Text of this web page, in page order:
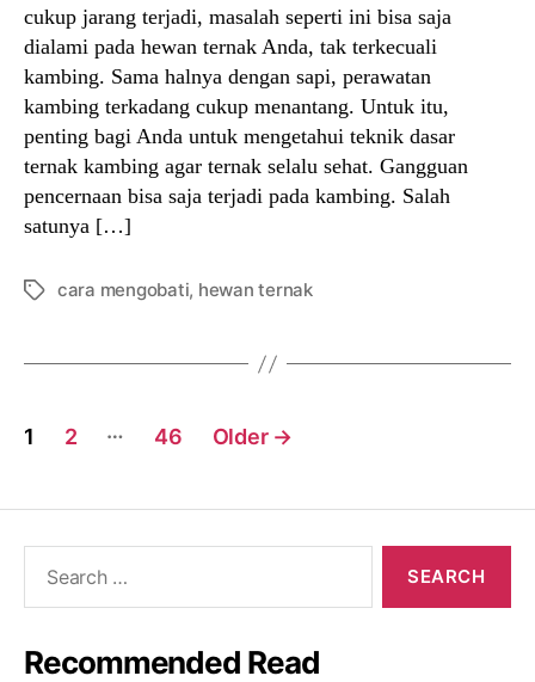
cukup jarang terjadi, masalah seperti ini bisa saja
dialami pada hewan ternak Anda, tak terkecuali
kambing. Sama halnya dengan sapi, perawatan
kambing terkadang cukup menantang. Untuk itu,
penting bagi Anda untuk mengetahui teknik dasar
ternak kambing agar ternak selalu sehat. Gangguan
pencernaan bisa saja terjadi pada kambing. Salah
satunya […]
Tagscara mengobati, hewan ternak
Posts
1 2 … 46 Older →
Recommended Read